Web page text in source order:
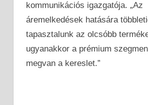
kommunikációs igazgatója. „Az
áremelkedések hatására
tapasztalunk az olcsóbb
ugyanakkor a prémium
megvan a kereslet.”